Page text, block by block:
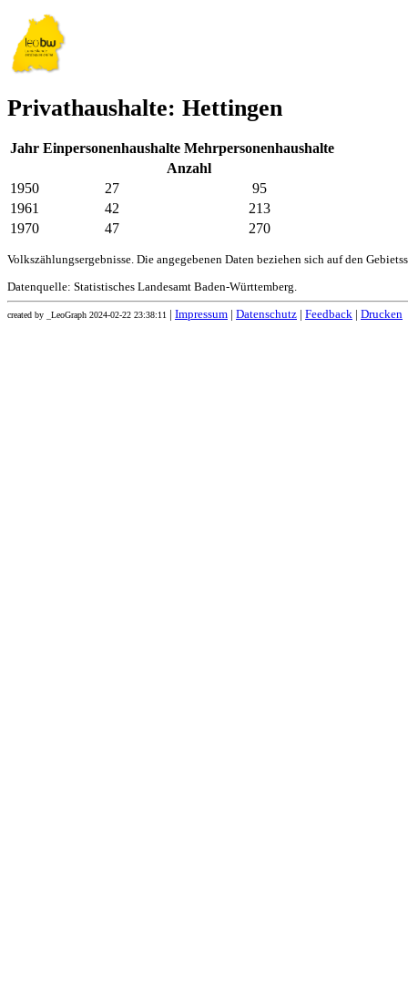
Privathaushalte: Hettingen
Jahr Einpersonenhaushalte Mehrpersonenhaushalte
Anzahl
1950
27
95
1961
42
213
1970
47 270
Volkszählungsergebnisse. Die angegebenen Daten beziehen sich auf den
Datenquelle: Statistisches Landesamt Baden-Württemberg.
created by _LeoGraph 2024-02-22 23:38:11 Impressum Datenschutz Feedback Drucken